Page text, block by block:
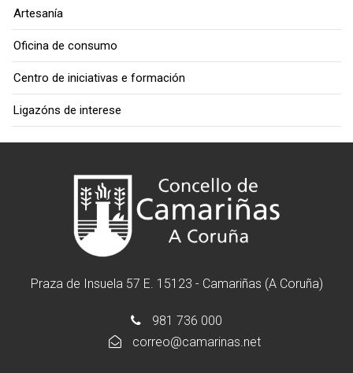
Artesanía
Oficina de consumo
Centro de iniciativas e formación
Ligazóns de interese
Praza de Insuela 57 E. 15123 - Camariñas (A Coruña)
981 736 000
correo@camarinas.net